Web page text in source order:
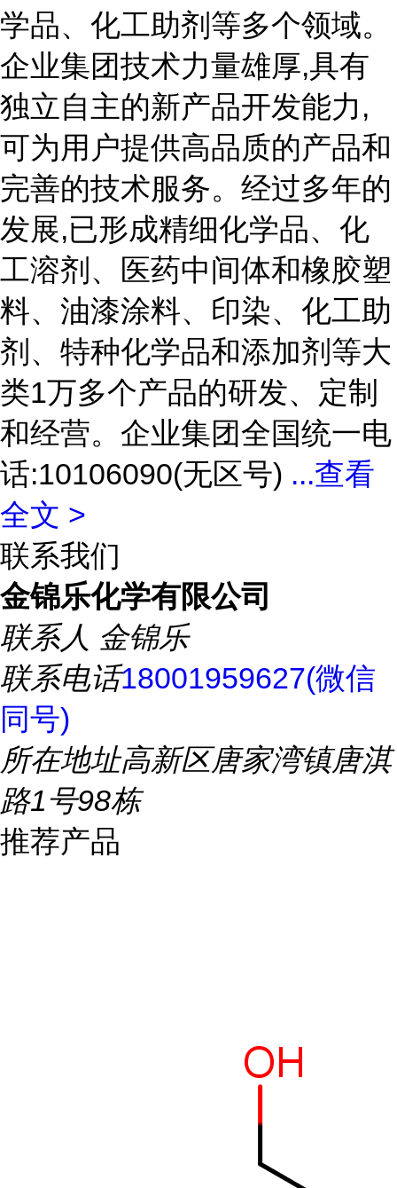
学品、化工助剂等多个领域。
企业集团技术力量雄厚,具有
独立自主的新产品开发能力,
可为用户提供高品质的产品和
完善的技术服务。经过多年的
发展,已形成精细化学品、化
工溶剂、医药中间体和橡胶塑
料、油漆涂料、印染、化工助
剂、特种化学品和添加剂等大
类1万多个产品的研发、定制
和经营。企业集团全国统一电
话:10106090(无区号) ...查看
全文 >
联系我们
金锦乐化学有限公司
联系人 金锦乐
联系电话18001959627(微信
同号)
所在地址高新区唐家湾镇唐淇
路1号98栋
推荐产品